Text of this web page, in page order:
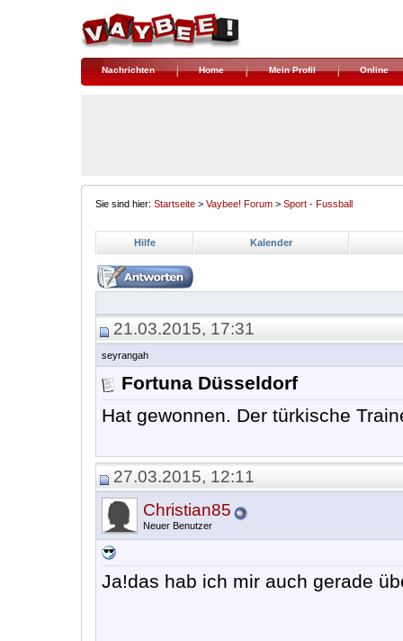
Nachrichten Home Mein Profil Online
Sie sind hier: Startseite > Vaybee! Forum > Sport - Fussball
Hilfe Kalender
21.03.2015, 17:31
seyrangah
Fortuna Düsseldorf
Hat gewonnen. Der türkische
27.03.2015, 12:11
Christian85
Neuer Benutzer
Ja!das hab ich mir auch gerade